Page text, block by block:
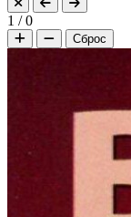
1 /0
Сброс